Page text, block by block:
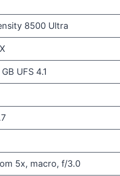
8500 Ultra
UFS 4.1
5x, macro, f/3.0